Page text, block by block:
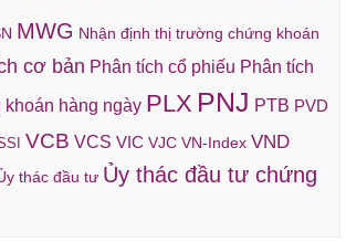
MWG Nhận định thị trường chứng khoán
cơ bản Phân tích cổ phiếu Phân tích
hàng ngày PLX PNJ PTB PVD
VCB VCS VIC VJC VN-Index VND
thác đầu tư Ủy thác đầu tư chứng